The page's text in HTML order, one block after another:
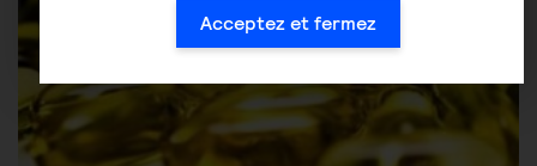
Acceptez et fermez